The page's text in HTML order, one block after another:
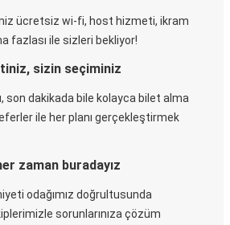
ücretsiz wi-fi, host hizmeti, ikram
fazlası ile sizleri bekliyor!
sizin seçiminiz
son dakikada bile kolayca bilet alma
ile her planı gerçekleştirmek
zaman buradayız
odağımız doğrultusunda
sorunlarınıza çözüm